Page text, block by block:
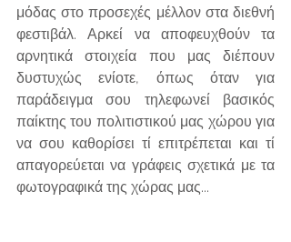
μόδας στο προσεχές μέλλον στα διεθνή
φεστιβάλ. Αρκεί να αποφευχθούν τα
αρνητικά στοιχεία που μας διέπουν
δυστυχώς ενίοτε, όπως όταν για
παράδειγμα σου τηλεφωνεί βασικός
παίκτης του πολιτιστικού μας χώρου για
να σου καθορίσει τί επιτρέπεται και τί
απαγορεύεται να γράφεις σχετικά με τα
φωτογραφικά της χώρας μας...